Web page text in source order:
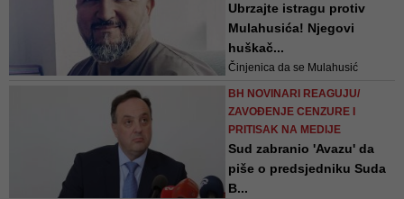
Ubrzajte istragu protiv
Mulahusića! Njegovi
huškač...
Činjenica da se Mulahusić
podrške njegovim huškačkim
stavovima i širenju govora mržnje
BH NOVINARI REAGUJU/
ZAVOĐENJE CENZURE I
PRITISAK NA MEDIJE
Sud zabranio 'Avazu' da
piše o predsjedniku Suda
B...